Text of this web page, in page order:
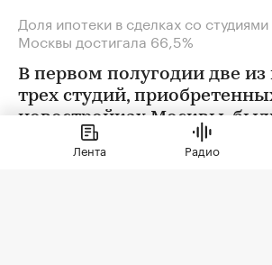
Доля ипотеки в сделках со
Москвы достигала 66,5%
В первом полугодии две
трех студий,
новостройках Москвы,
ипотеку. В сегменте
сделок менее половины, а
Лента Радио